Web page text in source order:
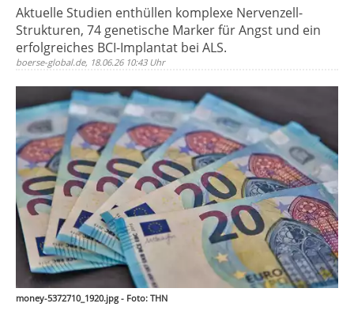
Aktuelle Studien enthüllen komplexe Nervenzell-
Strukturen, 74 genetische Marker für Angst und ein
erfolgreiches BCI-Implantat bei ALS.
boerse-global.de, 18.06.26 10:43 Uhr
money-5372710_1920.jpg - Foto: THN